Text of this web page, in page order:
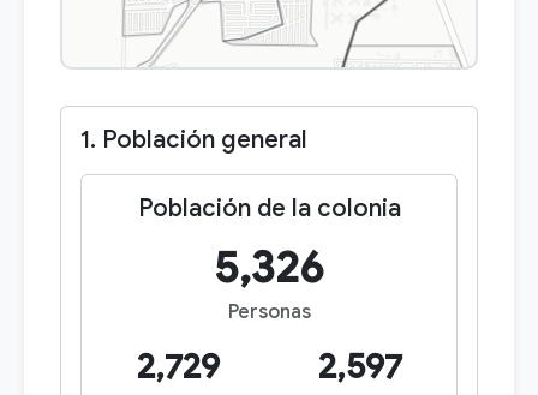
1. Población general
Población de la colonia
5,326
Personas
2,729 2,597